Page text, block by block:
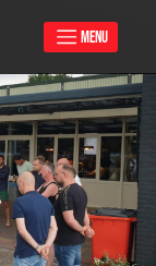
MENU